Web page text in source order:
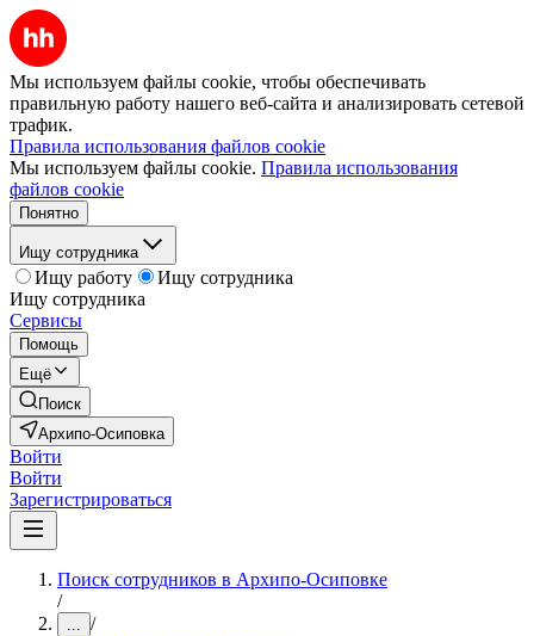
Мы используем файлы cookie, чтобы обеспечивать
правильную работу нашего веб-сайта и анализировать сетевой
трафик.
Правила использования файлов cookie
Мы используем файлы cookie. Правила использования
файлов cookie
Понятно
Ищу сотрудника
Ищу работу
Ищу сотрудника
Ищу сотрудника
Сервисы
Помощь
Ещё
Поиск
Архипо-Осиповка
Войти
Войти
Зарегистрироваться
Поиск сотрудников в Архипо-Осиповке
/
... /